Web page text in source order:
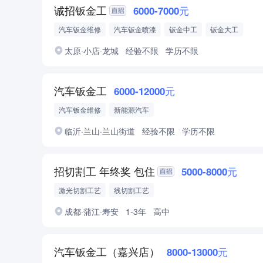
诚招钣金工 6000-7000元
汽车钣金维修 汽车钣金喷漆 钣金中工 钣金大工
太原·小店·龙城 经验不限 学历不限
汽车钣金工 6000-12000元
汽车钣金维修 新能源汽车
临沂·兰山·兰山街道 经验不限 学历不限
招切割工 年终奖 包住 5000-8000元
激光切割工艺 线切割工艺
成都·蒲江·寿安 1-3年 高中
汽车钣金工（嘉兴店） 8000-13000元